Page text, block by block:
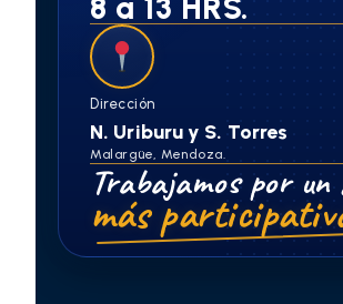
Dirección
N. Uriburu y S. Torres
Malargüe, Mendoza.
Trabajamos por
más